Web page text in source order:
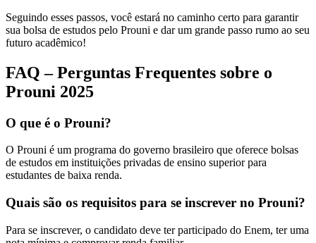
Seguindo esses passos, você estará no caminho certo para garantir
sua bolsa de estudos pelo Prouni e dar um grande passo rumo ao seu
futuro acadêmico!
FAQ – Perguntas Frequentes sobre o
Prouni 2025
O que é o Prouni?
O Prouni é um programa do governo brasileiro que oferece bolsas
de estudos em instituições privadas de ensino superior para
estudantes de baixa renda.
Quais são os requisitos para se inscrever no Prouni?
Para se inscrever, o candidato deve ter participado do Enem, ter uma